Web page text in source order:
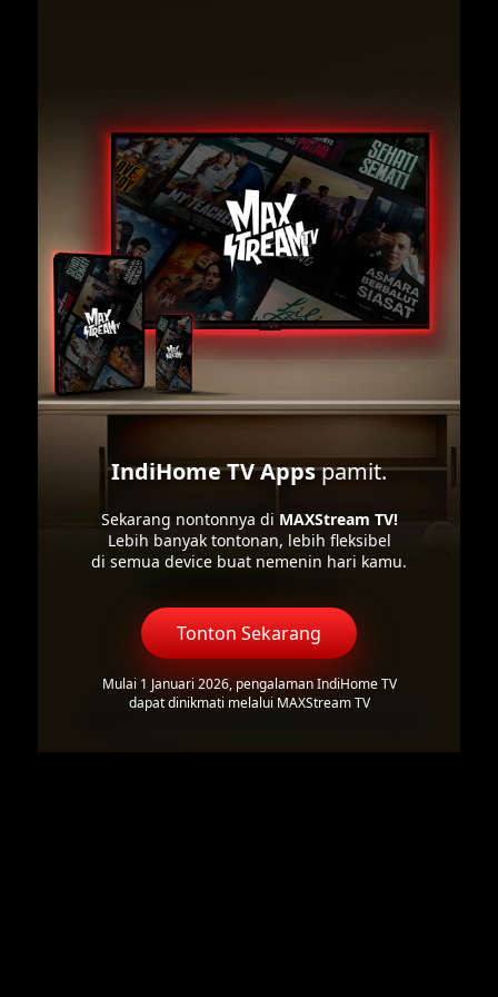
IndiHome TV Appspamit.
Sekarang nontonnya di MAXStream TV!
Lebih banyak tontonan, lebih fleksibel
di semua device buat nemenin hari kamu.
Tonton Sekarang
Mulai 1 Januari 2026, pengalaman IndiHome TV
dapat dinikmati melalui MAXStream TV